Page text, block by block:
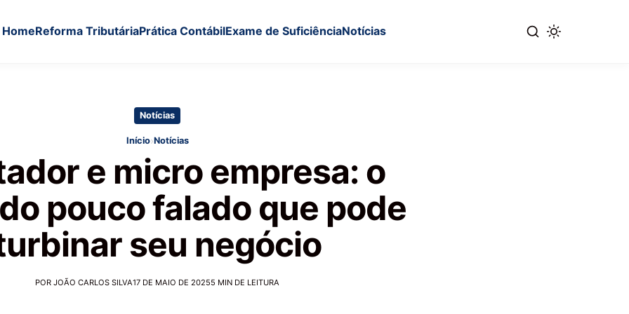
HomeReforma TributáriaPrática ContábilExame de SuficiênciaNotícias
Notícias
Início›Notícias
e micro empresa: o
pouco falado que pode
seu negócio
POR JOÃO CARLOS SILVA17 DE MAIO DE 20255 MIN DE LEITURA